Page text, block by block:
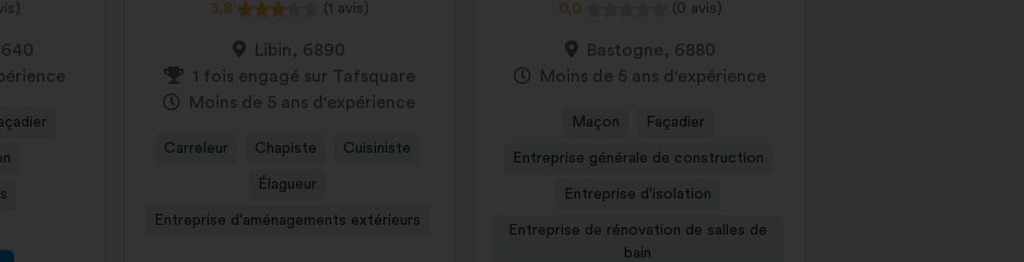
3,8 (1 avis)
Libin, 6890
1 fois engagé sur Tafsquare
Moins de 5 ans d'expérience
Carreleur Chapiste Cuisiniste
Élagueur
Entreprise d'aménagements extérieurs
0,0 (0 avis)
Bastogne, 6880
Moins de 5 ans d'expérience
Maçon Façadier
Entreprise générale de construction
Entreprise d'isolation
Entreprise de rénovation de salles de
bain